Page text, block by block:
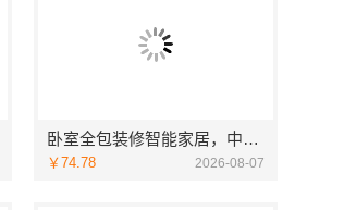
卧室全包装修智能家居，中蓝建投武功分公司设计施工
￥74.78 2026-08-07